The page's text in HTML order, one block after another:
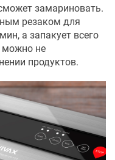
замариновать.
резаком для
а запакует всего
можно не
продуктов.